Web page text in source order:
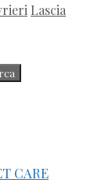
Lascia
CARE